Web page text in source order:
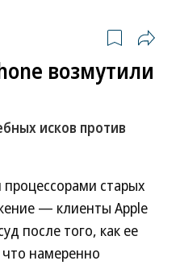
возмутили
исков против
старых
— клиенты Apple
после того, как ее
намеренно